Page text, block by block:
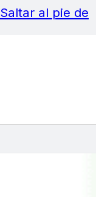
Saltar al pie de